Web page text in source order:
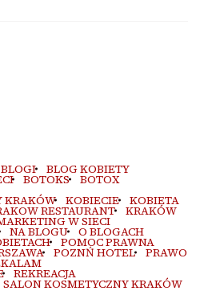
BLOGI BLOG KOBIETY
BOTOKS BOTOX
KRAKÓW KOBIECIE KOBIETA
RESTAURANT KRAKÓW
W SIECI
NA BLOGU O BLOGACH
POMOC PRAWNA
POZNŃ HOTEL PRAWO
REKREACJA
SALON KOSMETYCZNY KRAKÓW